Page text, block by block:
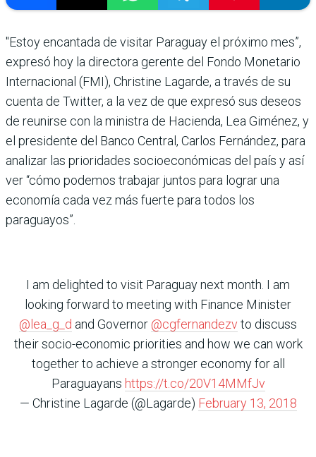
"Estoy encantada de visitar Paraguay el próximo mes”,
expresó hoy la directora gerente del Fondo Monetario
Internacional (FMI), Christine Lagarde, a través de su
cuenta de Twitter, a la vez de que expresó sus deseos
de reunirse con la ministra de Hacienda, Lea Giménez, y
el presidente del Banco Central, Carlos Fernández, para
analizar las prioridades socioeconómicas del país y así
ver “cómo podemos trabajar juntos para lograr una
economía cada vez más fuerte para todos los
paraguayos”.
I am delighted to visit Paraguay next month. I am
looking forward to meeting with Finance Minister
@lea_g_d and Governor @cgfernandezvto discuss
their socio-economic priorities and how we can work
together to achieve a stronger economy for all
Paraguayans https://t.co/20V14MMfJv
— Christine Lagarde (@Lagarde) February 13, 2018